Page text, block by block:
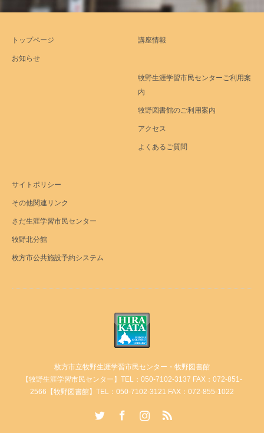
トップページ
お知らせ
講座情報
牧野生涯学習市民センターご利用案
内
牧野図書館のご利用案内
アクセス
よくあるご質問
サイトポリシー
その他関連リンク
さだ生涯学習市民センター
牧野北分館
枚方市公共施設予約システム
枚方市立牧野生涯学習市民センター・牧野図書館
【牧野生涯学習市民センター】TEL：050-7102-3137 FAX：072-851-
2566【牧野図書館】TEL：050-7102-3121 FAX：072-855-1022